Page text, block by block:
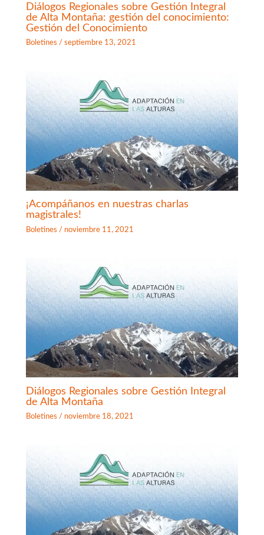
Diálogos Regionales sobre Gestión Integral
de Alta Montaña: gestión del conocimiento:
Gestión del Conocimiento
Boletines /septiembre 13, 2021
¡Acompáñanos en nuestras charlas
magistrales!
Boletines / noviembre 11, 2021
Diálogos Regionales sobre Gestión Integral
de Alta Montaña
Boletines / noviembre 18, 2021